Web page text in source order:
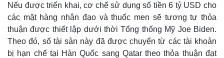
Nếu được triển khai, cơ chế sử dụng số tiền 6 tỷ USD cho
các mặt hàng nhân đạo và thuốc men sẽ tương tự thỏa
thuận được thiết lập dưới thời Tổng thống Mỹ Joe Biden.
Theo đó, số tài sản này đã được chuyển từ các tài khoản
bị hạn chế tại Hàn Quốc sang Qatar theo thỏa thuận đạt